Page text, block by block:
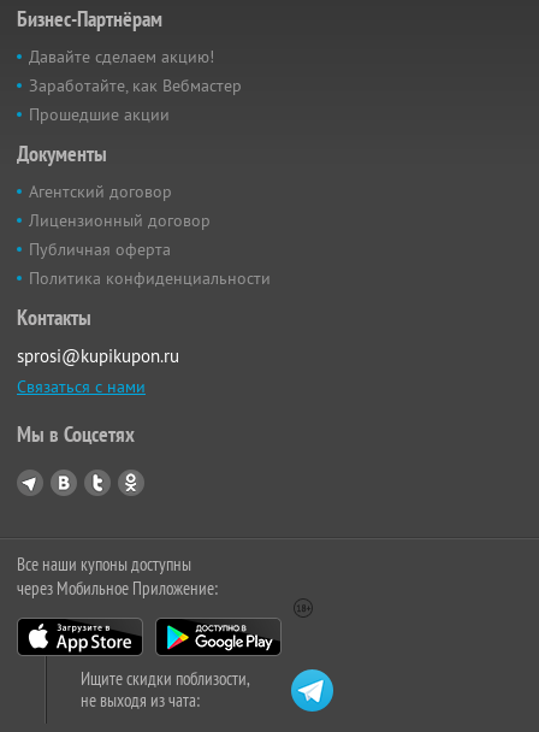
Бизнес-Партнёрам
Давайте сделаем акцию!
Заработайте, как Вебмастер
Прошедшие акции
Документы
Агентский договор
Лицензионный договор
Публичная оферта
Политика конфиденциальности
Контакты
sprosi@kupikupon.ru
Связаться с нами
Мы в Соцсетях
Все наши купоны доступны
через Мобильное Приложение:
Ищите скидки поблизости,
не выходя из чата: